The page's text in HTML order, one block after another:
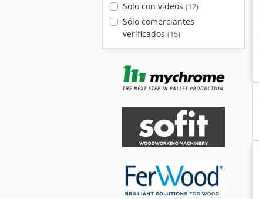
Solo con videos (12)
Sólo comerciantes
verificados (15)